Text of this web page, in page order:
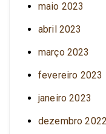
maio 2023
abril 2023
março 2023
fevereiro 2023
janeiro 2023
dezembro 2022